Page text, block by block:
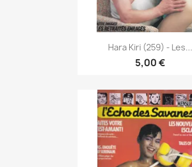
Anteprima
Hara Kiri (259) - Les...
5,00 €